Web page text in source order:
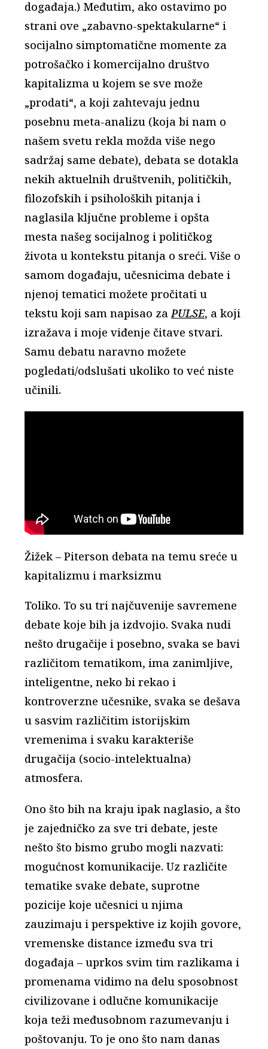
događaja.) Međutim, ako ostavimo po
strani ove „zabavno-spektakularne“ i
socijalno simptomatične momente za
potrošačko i komercijalno društvo
kapitalizma u kojem se sve može
„prodati“, a koji zahtevaju jednu
posebnu meta-analizu (koja bi nam o
našem svetu rekla možda više nego
sadržaj same debate), debata se dotakla
nekih aktuelnih društvenih, političkih,
filozofskih i psiholoških pitanja i
naglasila ključne probleme i opšta
mesta našeg socijalnog i političkog
života u kontekstu pitanja o sreći. Više o
samom događaju, učesnicima debate i
njenoj tematici možete pročitati u
tekstu koji sam napisao zaPULSE, a koji
izražava i moje viđenje čitave stvari.
Samu debatu naravno možete
pogledati/odslušati ukoliko to već niste
učinili.
Žižek – Piterson debata na temu sreće u
kapitalizmu i marksizmu
Toliko. To su tri najčuvenije savremene
debate koje bih ja izdvojio. Svaka nudi
nešto drugačije i posebno, svaka se bavi
različitom tematikom, ima zanimljive,
inteligentne, neko bi rekao i
kontroverzne učesnike, svaka se dešava
u sasvim različitim istorijskim
vremenima i svaku karakteriše
drugačija (socio-intelektualna)
atmosfera.
Ono što bih na kraju ipak naglasio, a što
je zajedničko za sve tri debate, jeste
nešto što bismo grubo mogli nazvati:
mogućnost komunikacije. Uz različite
tematike svake debate, suprotne
pozicije koje učesnici u njima
zauzimaju i perspektive iz kojih govore,
vremenske distance između sva tri
događaja – uprkos svim tim razlikama i
promenama vidimo na delu sposobnost
civilizovane i odlučne komunikacije
koja teži međusobnom razumevanju i
poštovanju. To je ono što nam danas